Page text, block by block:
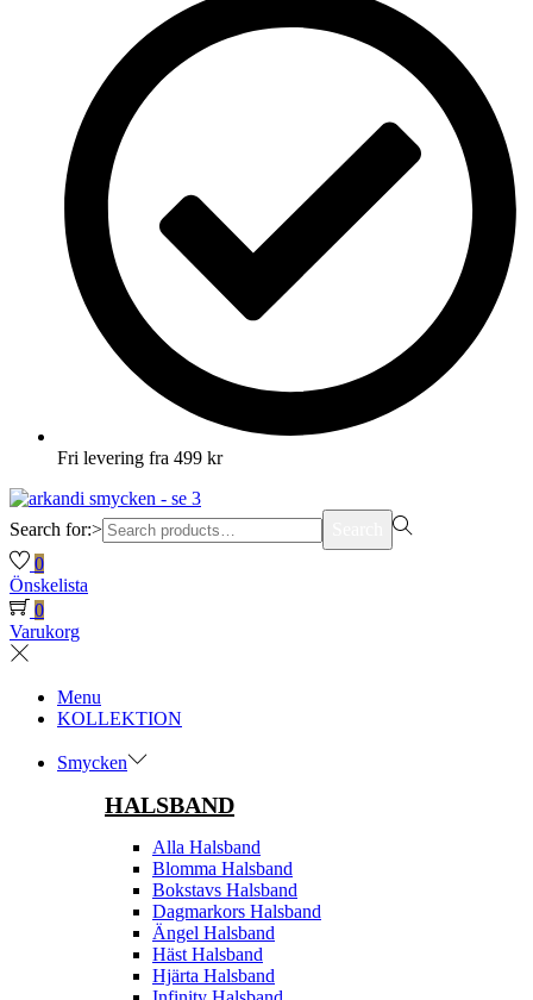
Fri levering fra 499 kr
Search for:>
0
Önskelista
0
Varukorg
Menu
KOLLEKTION
Smycken
HALSBAND
Alla Halsband
Blomma Halsband
Bokstavs Halsband
Dagmarkors Halsband
Ängel Halsband
Häst Halsband
Hjärta Halsband